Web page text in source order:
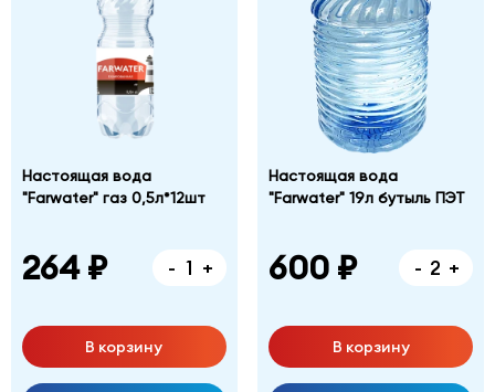
Настоящая вода
"Farwater" газ 0,5л*12шт
264 ₽ - +
В корзину
Настоящая вода
"Farwater" 19л бутыль ПЭТ
600 ₽ - +
В корзину